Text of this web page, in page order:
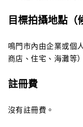
目標拍攝地點（
鳴門市內由企業或個
商店、住宅、海灘等）
註冊費
沒有註冊費。